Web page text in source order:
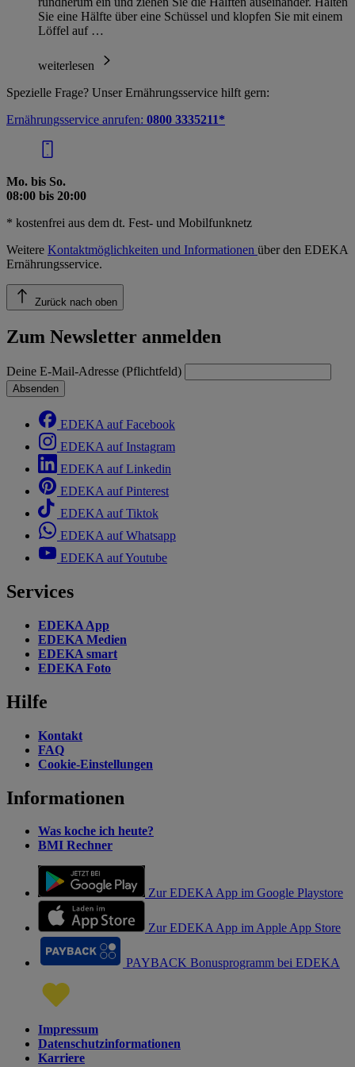
Sie eine Hälfte über eine Schüssel und klopfen Sie mit einem
Löffel auf …
weiterlesen
Spezielle Frage? Unser Ernährungsservice hilft gern:
Ernährungsservice anrufen: 0800 3335211*
Mo. bis So.
08:00 bis 20:00
* kostenfrei aus dem dt. Fest- und Mobilfunknetz
Weitere Kontaktmöglichkeiten und Informationen über den EDEKA
Ernährungsservice.
Zurück nach oben
Zum Newsletter anmelden
Deine E-Mail-Adresse (Pflichtfeld)
Absenden
EDEKA auf Facebook
EDEKA auf Instagram
EDEKA auf Linkedin
EDEKA auf Pinterest
EDEKA auf Tiktok
EDEKA auf Whatsapp
EDEKA auf Youtube
Services
EDEKA App
EDEKA Medien
EDEKA smart
EDEKA Foto
Hilfe
Kontakt
FAQ
Cookie-Einstellungen
Informationen
Was koche ich heute?
BMI Rechner
Zur EDEKA App im Google Playstore
Zur EDEKA App im Apple App Store
PAYBACK Bonusprogramm bei EDEKA
Impressum
Datenschutzinformationen
Karriere